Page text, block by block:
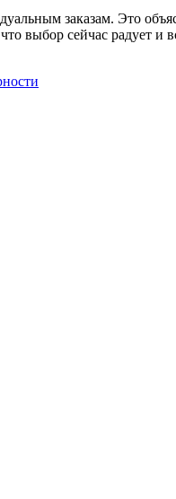
заказам. Это
выбор сейчас радует и